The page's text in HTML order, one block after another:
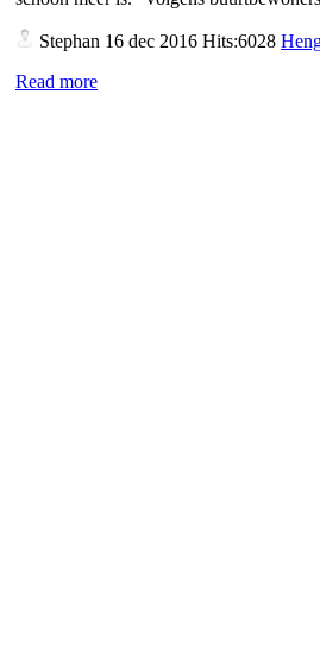
Stephan 16 dec 2016 Hits:6028
Read more